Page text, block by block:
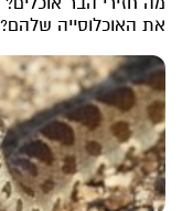
את האוכלוסייה